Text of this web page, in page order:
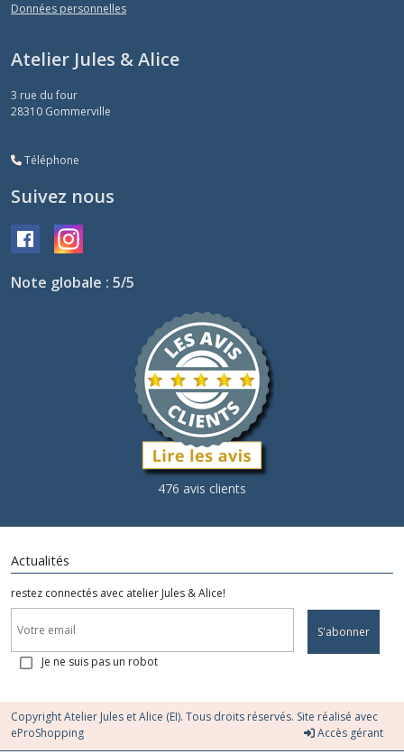
Données personnelles
Atelier Jules & Alice
3 rue du four
28310 Gommerville
Téléphone
Suivez nous
Note globale : 5/5
476 avis clients
Actualités
restez connectés avec atelier Jules & Alice!
S'abonner
Je ne suis pas un robot
Copyright Atelier Jules et Alice (EI). Tous droits réservés. Site réalisé avec
eProShopping
Accès gérant